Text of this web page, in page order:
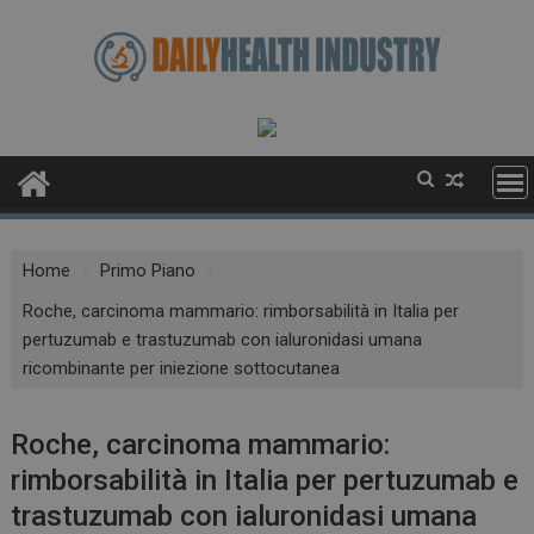
Home
Primo Piano
Roche, carcinoma mammario: rimborsabilità in Italia per
pertuzumab e trastuzumab con ialuronidasi umana
ricombinante per iniezione sottocutanea
Roche, carcinoma mammario:
rimborsabilità in Italia per pertuzumab e
trastuzumab con ialuronidasi umana